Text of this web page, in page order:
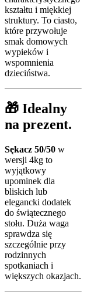
kształtu i miękkiej
struktury. To ciasto,
które przywołuje
smak domowych
wypieków i
wspomnienia
dzieciństwa.
🎁 Idealny
na prezent.
Sękacz 50/50 w
wersji 4kg to
wyjątkowy
upominek dla
bliskich lub
elegancki dodatek
do świątecznego
stołu. Duża waga
sprawdza się
szczególnie przy
rodzinnych
spotkaniach i
większych okazjach.